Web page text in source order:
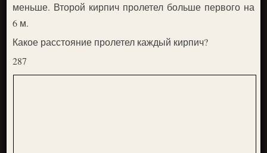
меньше. Второй кирпич пролетел больше первого на
6 м.
Какое расстояние пролетел каждый кирпич?
287